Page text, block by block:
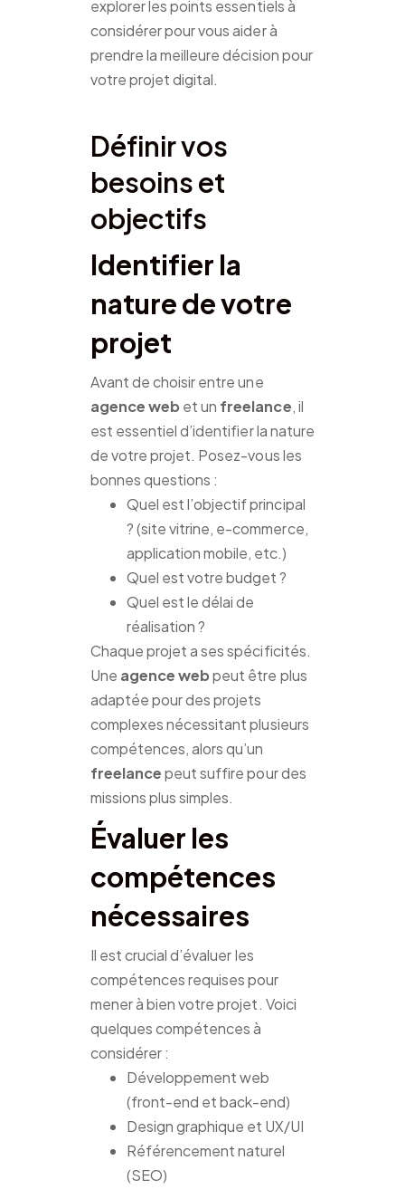
explorer les points essentiels à
considérer pour vous aider à
prendre la meilleure décision pour
votre projet digital.
Définir vos
besoins et
objectifs
Identifier la
nature de votre
projet
Avant de choisir entre une
agence web et un freelance, il
est essentiel d’identifier la nature
de votre projet. Posez-vous les
bonnes questions :
Quel est l’objectif principal
? (site vitrine, e-commerce,
application mobile, etc.)
Quel est votre budget ?
Quel est le délai de
réalisation ?
Chaque projet a ses spécificités.
Une agence webpeut être plus
adaptée pour des projets
complexes nécessitant plusieurs
compétences, alors qu’un
freelancepeut suffire pour des
missions plus simples.
Évaluer les
compétences
nécessaires
Il est crucial d’évaluer les
compétences requises pour
mener à bien votre projet. Voici
quelques compétences à
considérer :
Développement web
(front-end et back-end)
Design graphique et UX/UI
Référencement naturel
(SEO)